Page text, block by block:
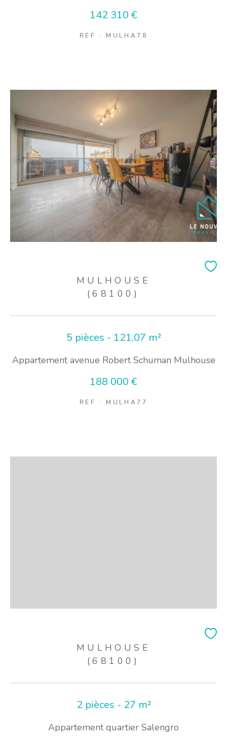
142 310 €
REF : MULHA78
MULHOUSE
(68100)
5 pièces - 121,07 m²
Appartement avenue Robert Schuman Mulhouse
188 000 €
REF : MULHA77
MULHOUSE
(68100)
2 pièces - 27 m²
Appartement quartier Salengro